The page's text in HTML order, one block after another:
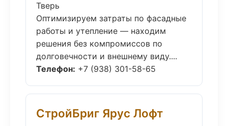
Тверь
Оптимизируем затраты по фасадные
работы и утепление — находим
решения без компромиссов по
долговечности и внешнему виду....
Телефон: +7 (938) 301-58-65
СтройБриг Ярус Лофт